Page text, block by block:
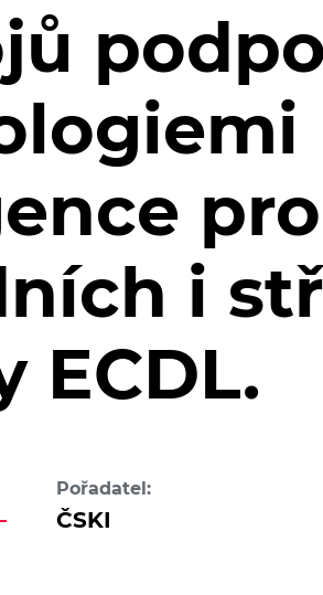
i
ECDL.
Pořadatel:
ČSKI